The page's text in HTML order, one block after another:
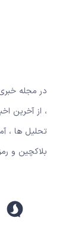
در مجله
، از آخرین
تحلیل ها ،
بلاکچین و